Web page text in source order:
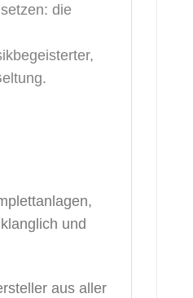
die
und
aus aller